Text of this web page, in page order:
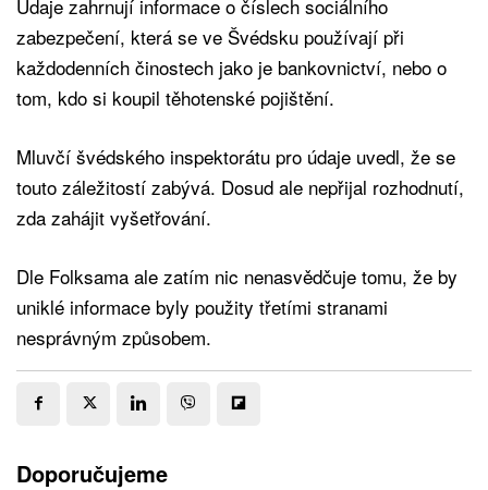
Údaje zahrnují informace o číslech sociálního
zabezpečení, která se ve Švédsku používají při
každodenních činostech jako je bankovnictví, nebo o
tom, kdo si koupil těhotenské pojištění.
Mluvčí švédského inspektorátu pro údaje uvedl, že se
touto záležitostí zabývá. Dosud ale nepřijal rozhodnutí,
zda zahájit vyšetřování.
Dle Folksama ale zatím nic nenasvědčuje tomu, že by
uniklé informace byly použity třetími stranami
nesprávným způsobem.
Doporučujeme